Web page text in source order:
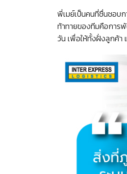
for:
พี่เมย์เป็นคนที่ชื่นชอบ
ท้าทายของทีมคือการ
วัน เพื่อให้ทั้งฝั่งลูกค้า